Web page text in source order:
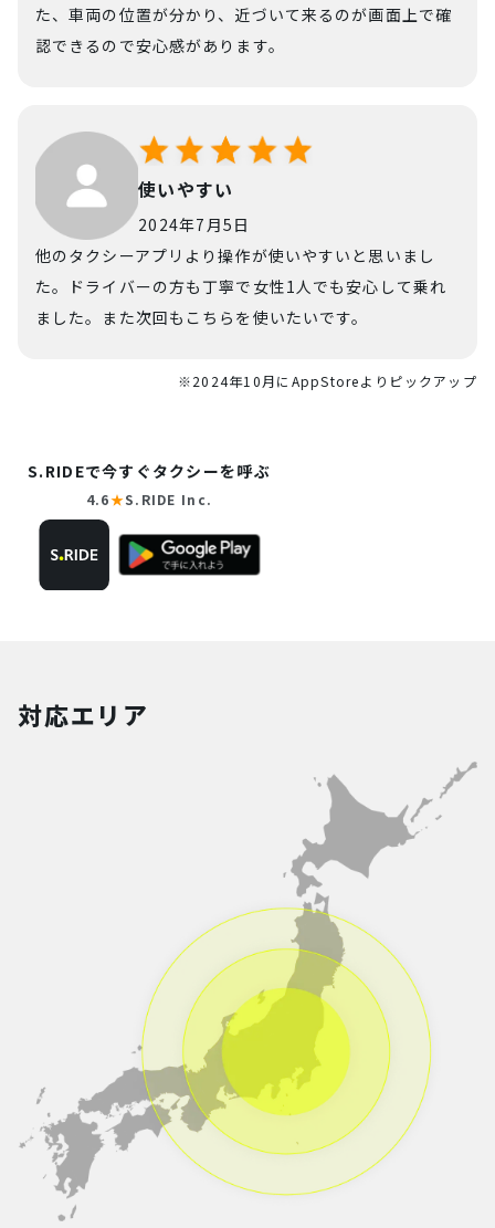
た、車両の位置が分かり、近づいて来るのが画面上で確
認できるので安心感があります。
使いやすい
2024年7月5日
他のタクシーアプリより操作が使いやすいと思いまし
た。ドライバーの方も丁寧で女性1人でも安心して乗れ
ました。また次回もこちらを使いたいです。
※2024年10月にAppStoreよりピックアップ
S.RIDEで今すぐタクシーを呼ぶ
4.6★S.RIDE Inc.
対応エリア